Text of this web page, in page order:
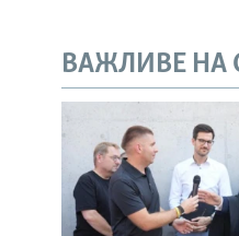
ВАЖЛИВЕ НА